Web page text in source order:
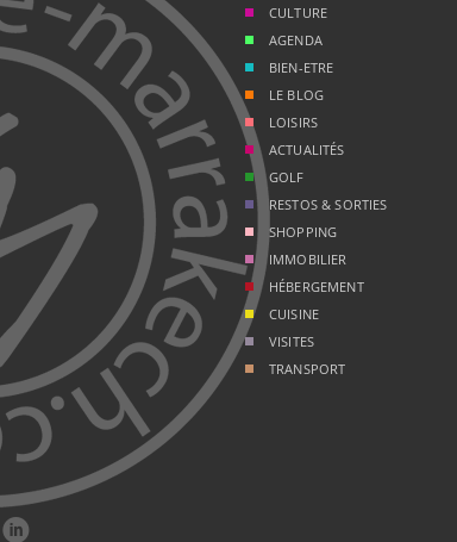

CULTURE
AGENDA
BIEN-ETRE
LE BLOG
LOISIRS
ACTUALITÉS
GOLF
RESTOS & SORTIES
SHOPPING
IMMOBILIER
HÉBERGEMENT
CUISINE
VISITES
TRANSPORT